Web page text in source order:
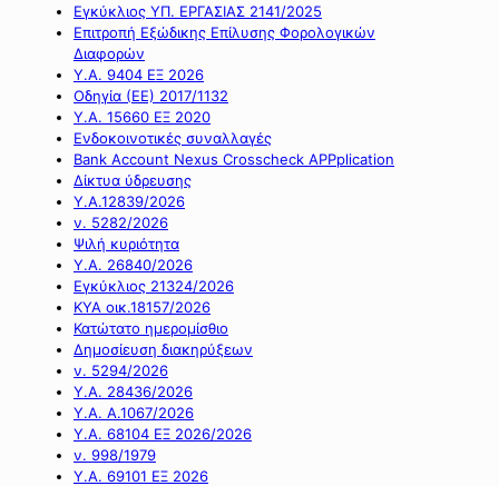
Εγκύκλιος ΥΠ. ΕΡΓΑΣΙΑΣ 2141/2025
Επιτροπή Εξώδικης Επίλυσης Φορολογικών
Διαφορών
Υ.Α. 9404 ΕΞ 2026
Οδηγία (ΕΕ) 2017/1132
Υ.Α. 15660 ΕΞ 2020
Ενδοκοινοτικές συναλλαγές
Bank Account Nexus Crosscheck APPplication
Δίκτυα ύδρευσης
Υ.Α.12839/2026
ν. 5282/2026
Ψιλή κυριότητα
Υ.Α. 26840/2026
Εγκύκλιος 21324/2026
ΚΥΑ οικ.18157/2026
Κατώτατο ημερομίσθιο
Δημοσίευση διακηρύξεων
ν. 5294/2026
Υ.Α. 28436/2026
Υ.Α. Α.1067/2026
Υ.Α. 68104 ΕΞ 2026/2026
ν. 998/1979
Υ.Α. 69101 ΕΞ 2026